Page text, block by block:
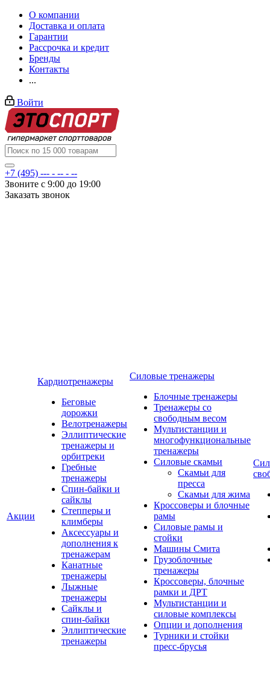
О компании
Доставка и оплата
Гарантии
Рассрочка и кредит
Бренды
Контакты
...
Войти
+7 (495) --- - -- - --
Звоните с 9:00 до 19:00
Заказать звонок
Акции
Кардиотренажеры
Беговые
дорожки
Велотренажеры
Эллиптические
тренажеры и
орбитреки
Гребные
тренажеры
Спин-байки и
сайклы
Степперы и
климберы
Аксессуары и
дополнения к
тренажерам
Канатные
тренажеры
Лыжные
тренажеры
Сайклы и
спин-байки
Эллиптические
тренажеры
Силовые тренажеры
Блочные тренажеры
Тренажеры со
свободным весом
Мультистанции и
многофункциональные
тренажеры
Силовые скамьи
Скамьи для
пресса
Скамьи для жима
Кроссоверы и блочные
рамы
Силовые рамы и
стойки
Машины Смита
Грузоблочные
тренажеры
Кроссоверы, блочные
рамки и ДРТ
Мультистанции и
силовые комплексы
Опции и дополнения
Турники и стойки
пресс-брусья